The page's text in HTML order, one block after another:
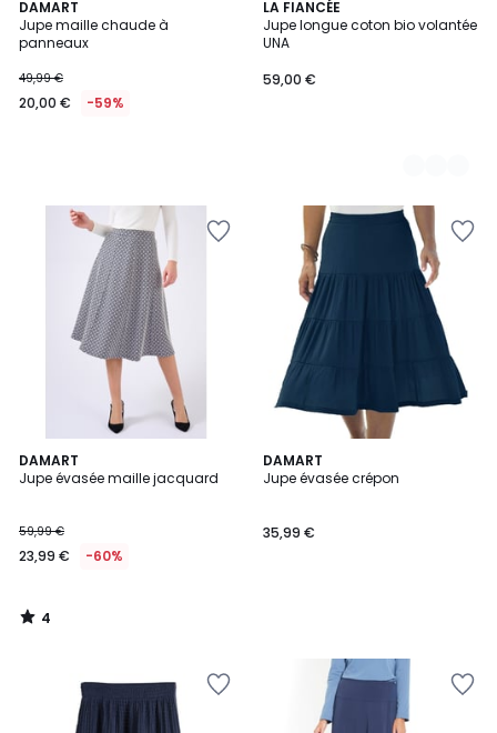
DAMART
Jupe maille chaude à
panneaux
49,99 €
20,00 € -59%
LA FIANCÉE
Jupe longue coton bio volantée
UNA
59,00 €
3
Couleurs
DAMART
Jupe évasée maille jacquard
59,99 €
23,99 € -60%
4
/
4
/
DAMART
Jupe évasée crépon
35,99 €